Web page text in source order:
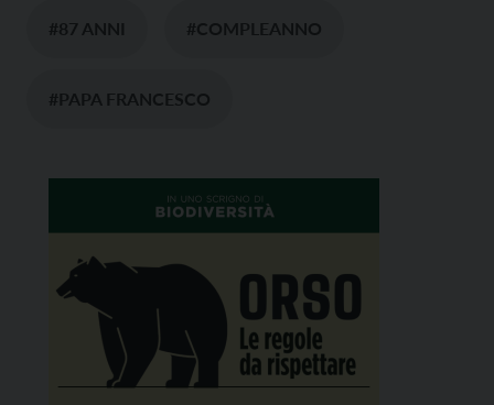
#87 ANNI #COMPLEANNO
#PAPA FRANCESCO